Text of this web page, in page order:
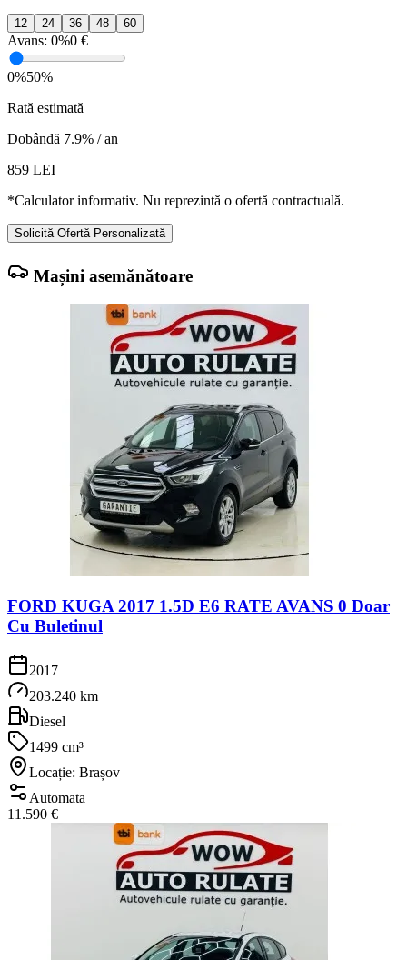
12 24 36 48 60
Avans: 0%0 €
0%50%
Rată estimată
Dobândă 7.9% / an
859 LEI
*Calculator informativ. Nu reprezintă o ofertă contractuală.
Solicită Ofertă Personalizată
Mașini asemănătoare
FORD KUGA 2017 1.5D E6 RATE AVANS 0 Doar
Cu Buletinul
2017
203.240 km
Diesel
1499 cm³
Locație: Brașov
Automata
11.590 €